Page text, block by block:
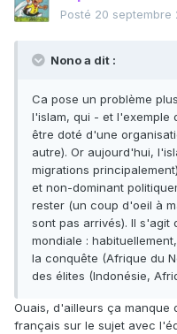
Posté 20 septembre
Nono a dit :
Ca pose un problème
l'islam, qui - et l'exemple
être doté d'une
autre). Or aujourd'hui,
migrations
et non-dominant
rester (un coup d'oeil à
sont pas arrivés). Il
mondiale :
la conquête (Afrique du
des élites (Indonésie,
Ouais, d'ailleurs ça manque
français sur le sujet avec